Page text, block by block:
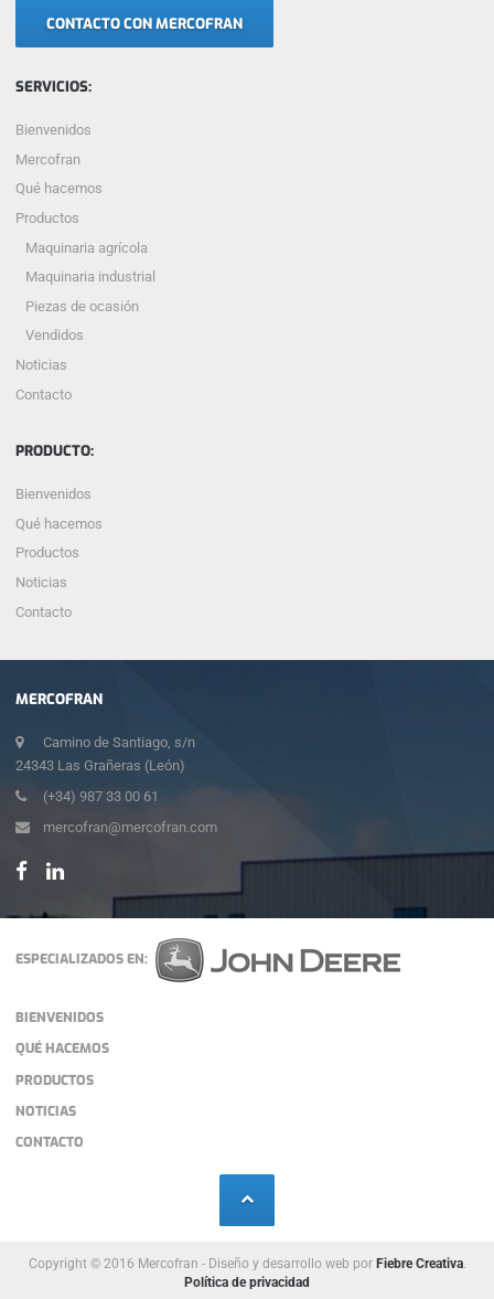
MERCOFRAN
Camino de Santiago, s/n
24343 Las Grañeras (León)
(+34) 987 33 00 61
mercofran@mercofran.com
CONTACTO CON MERCOFRAN
SERVICIOS:
Bienvenidos
Mercofran
Qué hacemos
Productos
Maquinaria agrícola
Maquinaria industrial
Piezas de ocasión
Vendidos
Noticias
Contacto
PRODUCTO:
Bienvenidos
Qué hacemos
Productos
Noticias
Contacto
ESPECIALIZADOS EN:
BIENVENIDOS
QUÉ HACEMOS
PRODUCTOS
NOTICIAS
CONTACTO
Copyright © 2016 Mercofran - Diseño y desarrollo web por Fiebre Creativa.
Política de privacidad